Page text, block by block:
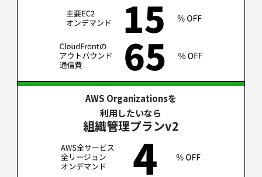
AWS Organizationsを
利用したいなら
組織管理プランv2